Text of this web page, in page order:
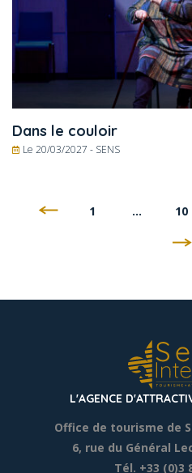
Dans le couloir
Le 20/03/2027 - SENS
1 … 10
L'AGENCE
Office de tourisme de
6, rue du Général
Tél. +33 (0)3